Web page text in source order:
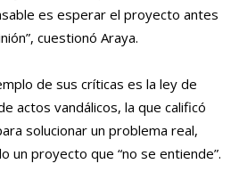
es esperar el proyecto antes
cuestionó Araya.
de sus críticas es la ley de
actos vandálicos, la que calificó
solucionar un problema real,
un proyecto que “no se entiende”.